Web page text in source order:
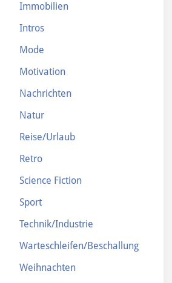
Immobilien
Intros
Mode
Motivation
Nachrichten
Natur
Reise/Urlaub
Retro
Science Fiction
Sport
Technik/Industrie
Warteschleifen/Beschallung
Weihnachten